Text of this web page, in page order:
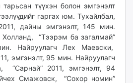
түүхэн болон эмгэнэлт
гаргах юм. Тухайлбал,
дайны эмгэнэлт, 145 мин.
Холланд, “Тээрэм ба загалмай”
Найруулагч Лех Маевски,
эмгэнэлт, 95 мин. Найруулагч
“Сарнай” 2011, эмгэнэлт, 94
Смажовск, “Сохор номин”